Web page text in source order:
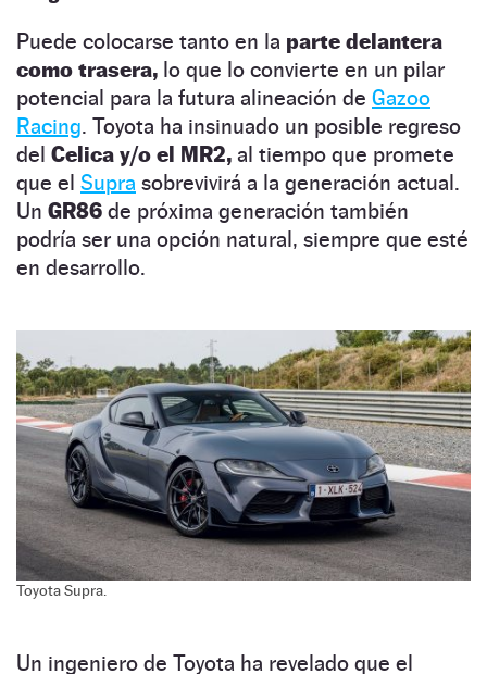
Puede colocarse tanto en la parte delantera
como trasera, lo que lo convierte en un pilar
potencial para la futura alineación de Gazoo
Racing. Toyota ha insinuado un posible regreso
del Celica y/o el MR2, al tiempo que promete
que el Supra sobrevivirá a la generación actual.
Un GR86 de próxima generación también
podría ser una opción natural, siempre que esté
en desarrollo.
Toyota Supra.
Un ingeniero de Toyota ha revelado que el